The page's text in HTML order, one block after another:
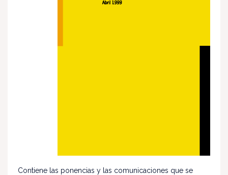
Contiene las ponencias y las comunicaciones que se